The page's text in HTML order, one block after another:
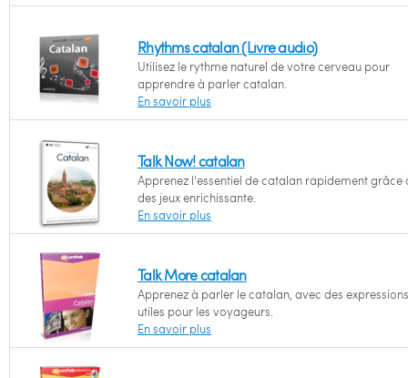
Rhythms catalan (Livre audio)
Utilisez le rythme naturel de votre cerveau pour
apprendre à parler catalan.
En savoir plus
Talk Now! catalan
Apprenez l'essentiel de catalan rapidement grâce
des jeux enrichissante.
En savoir plus
Talk More catalan
Apprenez à parler le catalan, avec des expressions
utiles pour les voyageurs.
En savoir plus